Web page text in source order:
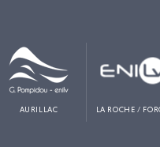
AURILLAC LA ROCHE /